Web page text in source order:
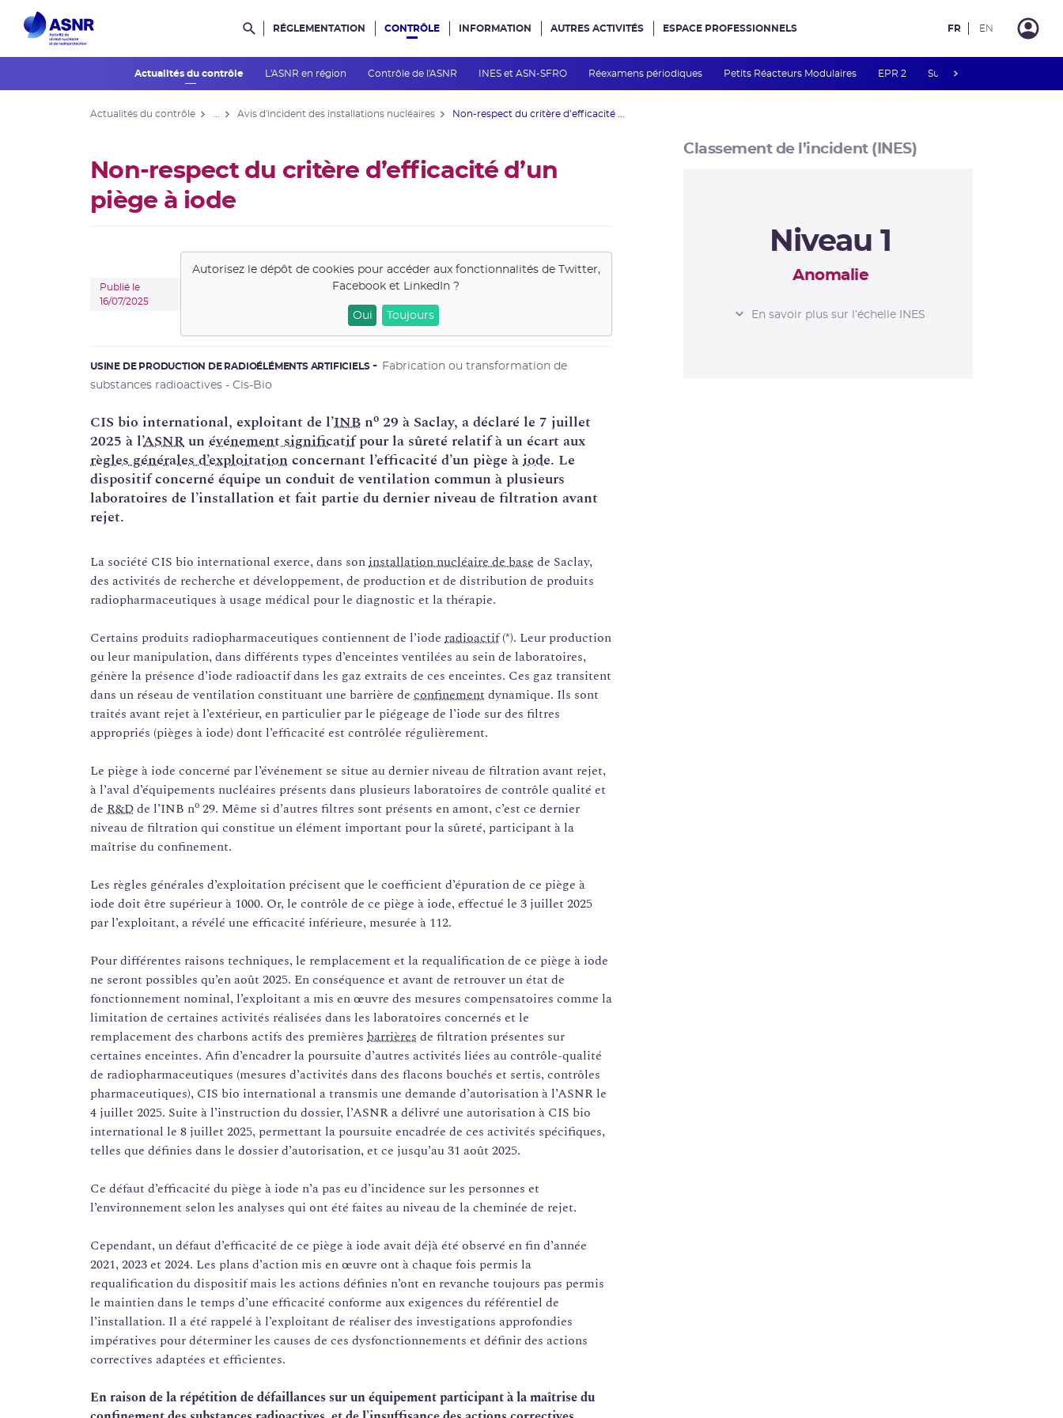
Rechercher dans le site
RÉGLEMENTATION CONTRÔLE
Actualités du contrôle L'ASNR en région Contrôle de l'ASNR INES et ASN-SFRO Réexamens périodiques Petits Réacteurs Modulaires EPR 2 Surveillance des PFAS
INFORMATION AUTRES ACTIVITÉS ESPACE PROFESSIONNELS FR EN
Actualités du contrôle Avis d'incident des installations nucléaires Non-respect du critère d’efficacité ...
Non-respect du critère d’efficacité d’un
piège à iode
Publié le
16/07/2025
Autorisez le dépôt de cookies pour accéder aux fonctionnalités de
Twitter,
Facebook et LinkedIn ?
Oui Toujours
USINE DE PRODUCTION DE RADIOÉLÉMENTS ARTIFICIELS
Fabrication ou transformation de
substances radioactives - Cis-Bio
CIS bio international, exploitant de l’INBno 29 à Saclay, a déclaré le 7 juillet
2025 à l’ASNRunévénement significatifpour la sûreté relatif à un écart aux
règles générales d’exploitationconcernant l’efficacité d’un piège àiode. Le
dispositif concerné équipe un conduit de ventilation commun à plusieurs
laboratoires de l’installation et fait partie du dernier niveau de filtration avant
rejet.
La société CIS bio international exerce, dans soninstallation nucléaire de base de Saclay,
des activités de recherche et développement, de production et de distribution de produits
radiopharmaceutiques à usage médical pour le diagnostic et la thérapie.
Certains produits radiopharmaceutiques contiennent de l’iode radioactif(*). Leur production
ou leur manipulation, dans différents types d’enceintes ventilées au sein de laboratoires,
génère la présence d’iode radioactif dans les gaz extraits de ces enceintes. Ces gaz transitent
dans un réseau de ventilation constituant une barrière de confinement dynamique. Ils sont
traités avant rejet à l’extérieur, en particulier par le piégeage de l’iode sur des filtres
appropriés (pièges à iode) dont l’efficacité est contrôlée régulièrement.
Le piège à iode concerné par l’événement se situe au dernier niveau de filtration avant rejet,
à l’aval d’équipements nucléaires présents dans plusieurs laboratoires de contrôle qualité et
de R&Dde l’INB no 29. Même si d’autres filtres sont présents en amont, c’est ce dernier
niveau de filtration qui constitue un élément important pour la sûreté, participant à la
maîtrise du confinement.
Les règles générales d’exploitation précisent que le coefficient d’épuration de ce piège à
iode doit être supérieur à 1000. Or, le contrôle de ce piège à iode, effectué le 3 juillet 2025
par l’exploitant, a révélé une efficacité inférieure, mesurée à 112.
Pour différentes raisons techniques, le remplacement et la requalification de ce piège à iode
ne seront possibles qu’en août 2025. En conséquence et avant de retrouver un état de
fonctionnement nominal, l’exploitant a mis en œuvre des mesures compensatoires comme la
limitation de certaines activités réalisées dans les laboratoires concernés et le
remplacement des charbons actifs des premières barrières de filtration présentes sur
certaines enceintes. Afin d’encadrer la poursuite d’autres activités liées au contrôle-qualité
de radiopharmaceutiques (mesures d’activités dans des flacons bouchés et sertis, contrôles
pharmaceutiques), CIS bio international a transmis une demande d’autorisation à l’ASNR le
4 juillet 2025. Suite à l’instruction du dossier, l’ASNR a délivré une autorisation à CIS bio
international le 8 juillet 2025, permettant la poursuite encadrée de ces activités spécifiques,
telles que définies dans le dossier d’autorisation, et ce jusqu’au 31 août 2025.
Ce défaut d’efficacité du piège à iode n’a pas eu d’incidence sur les personnes et
l’environnement selon les analyses qui ont été faites au niveau de la cheminée de rejet.
Cependant, un défaut d’efficacité de ce piège à iode avait déjà été observé en fin d’année
2021, 2023 et 2024. Les plans d’action mis en œuvre ont à chaque fois permis la
requalification du dispositif mais les actions définies n’ont en revanche toujours pas permis
le maintien dans le temps d’une efficacité conforme aux exigences du référentiel de
l’installation. Il a été rappelé à l’exploitant de réaliser des investigations approfondies
impératives pour déterminer les causes de ces dysfonctionnements et définir des actions
correctives adaptées et efficientes.
En raison de la répétition de défaillances sur un équipement participant à la maîtrise du
Classement de l’incident (INES)
Niveau 1
Anomalie
L’ÉCHELLE INES
En savoir plus sur l’échelle INES